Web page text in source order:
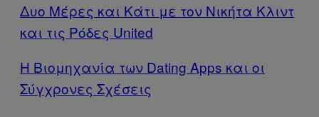
Δυο Μέρες και Κάτι με τον Νικήτα Κλιντ
και τις Ρόδες United
Η Βιομηχανία των Dating Apps και οι
Σύγχρονες Σχέσεις